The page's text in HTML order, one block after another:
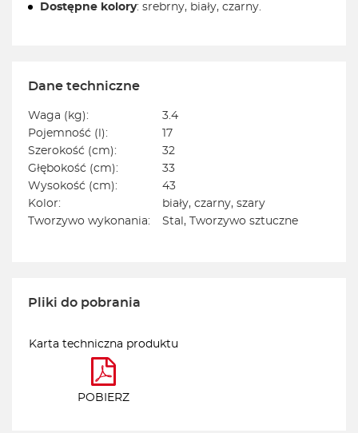
Dostępne kolory: srebrny, biały, czarny.
Dane techniczne
Waga (kg):
3.4
Pojemność (l):
17
Szerokość (cm):
32
Głębokość (cm):
33
Wysokość (cm):
43
Kolor:
biały, czarny, szary
Tworzywo wykonania:
Stal, Tworzywo sztuczne
Pliki do pobrania
Karta techniczna produktu
POBIERZ